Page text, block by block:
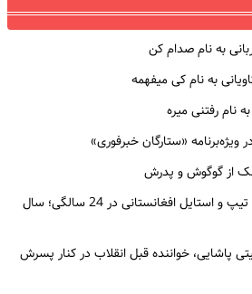
به نام صدام کن
به نام کی میفهمه
نام رفتنی میره
«ستارگان خبرفوری»
از گوگوش و پدرش
سفر به گذشته؛ گوگوش با تیپ و استایل افغانستانی در 24 سالگی؛ سال
خواننده قبل انقلاب در کنار پسرش